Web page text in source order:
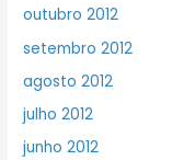
outubro 2012
setembro 2012
agosto 2012
julho 2012
junho 2012